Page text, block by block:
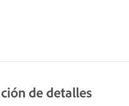
de detalles